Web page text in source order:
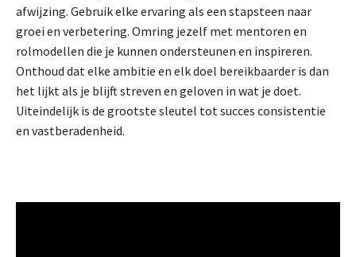
afwijzing. Gebruik elke ervaring als een stapsteen naar
groei en verbetering. Omring jezelf met mentoren en
rolmodellen die je kunnen ondersteunen en inspireren.
Onthoud dat elke ambitie en elk doel bereikbaarder is dan
het lijkt als je blijft streven en geloven in wat je doet.
Uiteindelijk is de grootste sleutel tot succes consistentie
en vastberadenheid.